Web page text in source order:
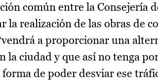
común entre la Consejería
realización de las obras de
a proporcionar una
ciudad y que así no tenga
de poder desviar ese